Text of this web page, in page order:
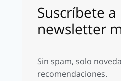
Suscríbete
newsletter
Sin spam, solo
recomendaciones.